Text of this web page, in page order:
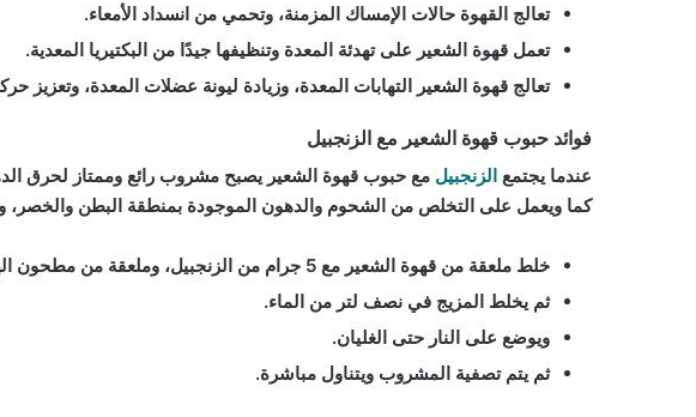
تعالج القهوة حالات الإمساك المزمنة، وتحمي من انسداد الأمعاء.
تعمل قهوة الشعير على تهدئة المعدة وتنظيفها جيدًا من البكتيريا المعدية.
تعالج قهوة الشعير التهابات المعدة، وزيادة ليونة عضلات المعدة، وتعزيز
فوائد حبوب قهوة الشعير مع الزنجبيل
عندما يجتمع الزنجبيل مع حبوب قهوة الشعير يصبح مشروب رائع وممتاز لحرق
كما ويعمل على التخلص من الشحوم والدهون الموجودة بمنطقة البطن
خلط ملعقة من قهوة الشعير مع 5 جرام من الزنجبيل، وملعقة من مطحون الهيل.
ثم يخلط المزيج في نصف لتر من الماء.
ويوضع على النار حتى الغليان.
ثم يتم تصفية المشروب ويتناول مباشرة.